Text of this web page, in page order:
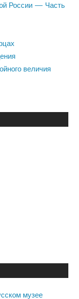
России — Часть
величия
музее